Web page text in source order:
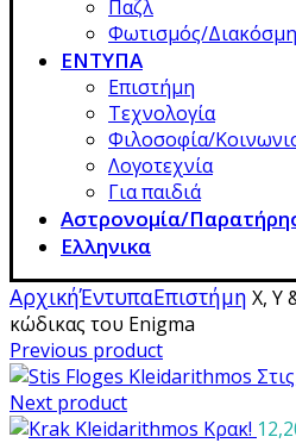
Παζλ
Φωτισμός/
ΕΝΤΥΠΑ
Επιστήμη
Τεχνολογία
Φιλοσοφία/
Λογοτεχνία
Για παιδιά
Αστρονομία/
Ελληνικα
ΑρχικήΈντυπαΕπιστήμη X, Y
κώδικας του Enigma
Previous product
Next product
Κρακ!